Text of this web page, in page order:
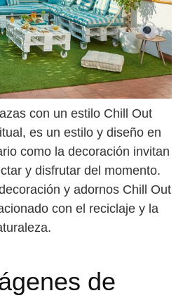
con un estilo Chill Out
es un estilo y diseño en
como la decoración invitan
y disfrutar del momento.
y adornos Chill Out
con el reciclaje y la
de